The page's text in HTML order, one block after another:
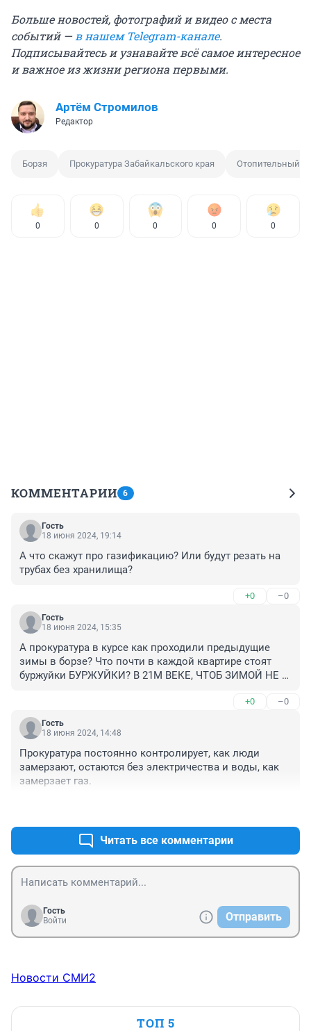
Больше новостей, фотографий и видео с места
событий —в нашем Telegram-канале.
Подписывайтесь и узнавайте всё самое интересное
и важное из жизни региона первыми.
Артём Стромилов
Редактор
Борзя Прокуратура Забайкальского края Отопительный
0 0 0 0 0
КОММЕНТАРИИ 6
Гость
18 июня 2024, 19:14
А что скажут про газификацию? Или будут резать на
трубах без хранилища?
+0 –0
Гость
18 июня 2024, 15:35
А прокуратура в курсе как проходили предыдущие
зимы в борзе? Что почти в каждой квартире стоят
буржуйки БУРЖУЙКИ? В 21М ВЕКЕ, ЧТОБ ЗИМОЙ НЕ
У НИХ ПОБЫВАЛИ ХОТЬ РАЗ ЗА ПОСЛЕДНИЕ ЗИМЫ?
ВЫ НА НИХ И ДЛЯ НИХ РАБОТАЕТЕ!!!!!!
+0 –0
Гость
18 июня 2024, 14:48
Прокуратура постоянно контролирует, как люди
замерзают, остаются без электричества и воды, как
замерзает газ.
Читать все комментарии
Гость
Войти
Отправить
Новости СМИ2
ТОП 5